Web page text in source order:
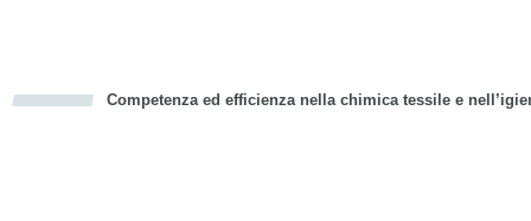
Competenza ed efficienza nella chimica tessile e